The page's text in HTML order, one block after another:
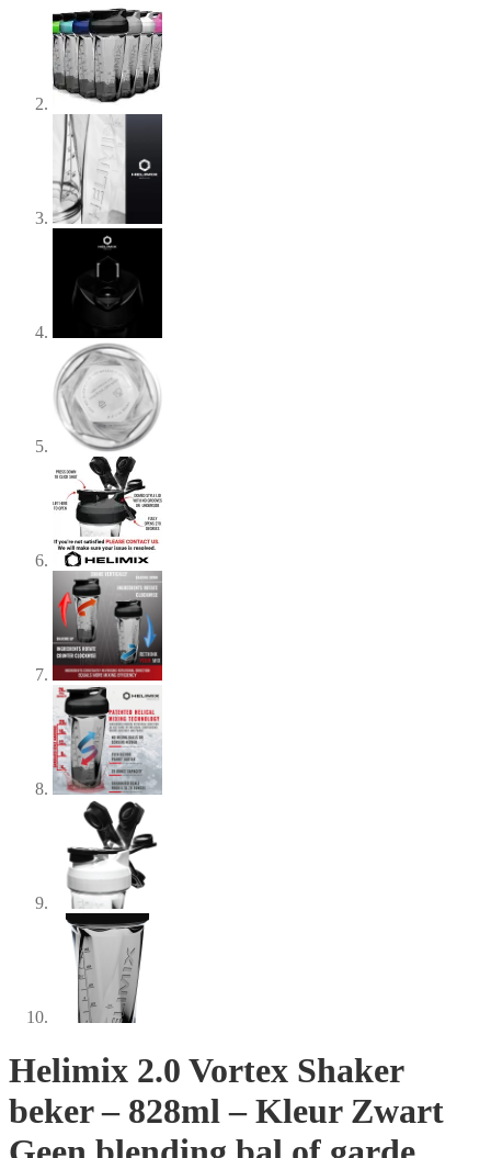
Helimix 2.0 Vortex Shaker
beker – 828ml – Kleur Zwart